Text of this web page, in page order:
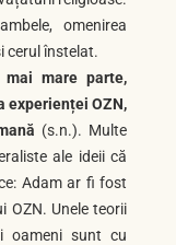
omenirea
cerul înstelat.
mare parte,
experienței OZN,
(s.n.). Multe
ale ideii că
Adam ar fi fost
OZN. Unele teorii
oameni sunt cu